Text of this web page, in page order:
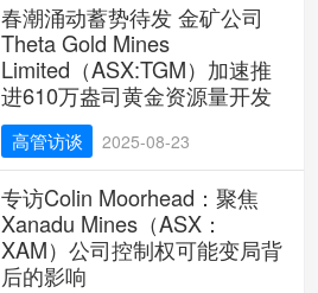
春潮涌动蓄势待发 金矿公司
Theta Gold Mines
Limited（ASX:TGM）加速推
进610万盎司黄金资源量开发
高管访谈 2025-08-23
专访Colin Moorhead：聚焦
Xanadu Mines（ASX：
XAM）公司控制权可能变局背
后的影响